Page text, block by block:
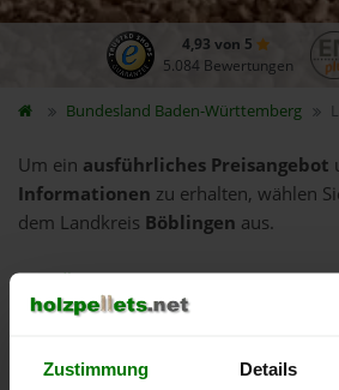
Zustimmung Details
4,93 von 5
5.084 Bewertungen
Bundesland Baden-Württemberg
Um ein ausführliches Preisangebot
Informationen zu erhalten, wählen
dem Landkreis Böblingen aus.
Aidlingen
Altdorf